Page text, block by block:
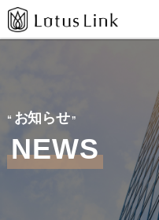
お知らせ
NEWS